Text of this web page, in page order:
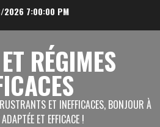
20267:00:01 PM
RÉGIMES
ET INEFFICACES, BONJOUR À
ET EFFICACE !